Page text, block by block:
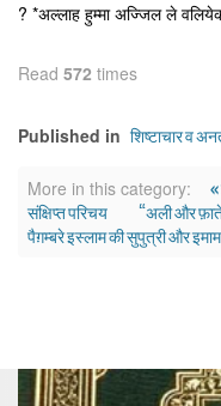
? *अल्लाह हुम्मा अज्जिल ले
Read 572 times
Published in शिष्टाचार व
More in this category:
संक्षिप्त परिचय
“अली और
पैग़म्बरे इस्लाम की सुपुत्री और